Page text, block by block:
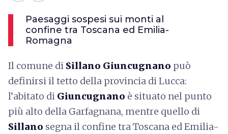
Paesaggi sospesi sui monti al
confine tra Toscana ed Emilia-
Romagna
Il comune di Sillano Giuncugnano può
definirsi il tetto della provincia di Lucca:
l’abitato di Giuncugnano è situato nel punto
più alto della Garfagnana, mentre quello di
Sillano segna il confine tra Toscana ed Emilia-